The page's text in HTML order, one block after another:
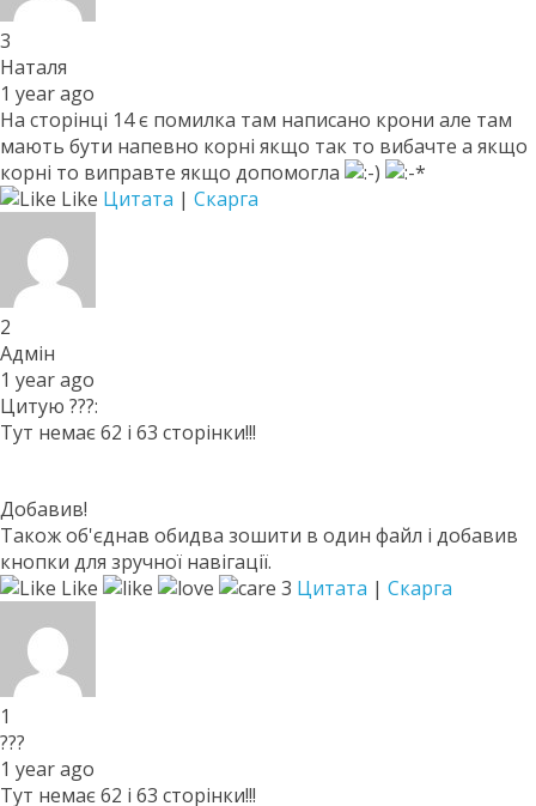
3
Наталя
1 year ago
На сторінці 14 є помилка там написано крони але там
мають бути напевно корні якщо так то вибачте а якщо
корні то виправте якщо допомогла
Like Цитата | Скарга
2
Адмін
1 year ago
Цитую ???:
Тут немає 62 і 63 сторінки!!!
Добавив!
Також об'єднав обидва зошити в один файл і добавив
кнопки для зручної навігації.
Like
3 Цитата | Скарга
1
???
1 year ago
Тут немає 62 і 63 сторінки!!!